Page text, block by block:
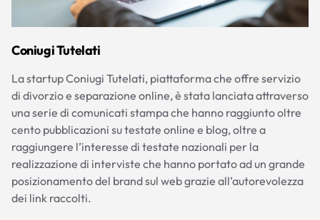
Coniugi Tutelati
La startup Coniugi Tutelati, piattaforma che offre servizio
di divorzio e separazione online, è stata lanciata attraverso
una serie di comunicati stampa che hanno raggiunto oltre
cento pubblicazioni su testate online e blog, oltre a
raggiungere l’interesse di testate nazionali per la
realizzazione di interviste che hanno portato ad un grande
posizionamento del brand sul web grazie all’autorevolezza
dei link raccolti.